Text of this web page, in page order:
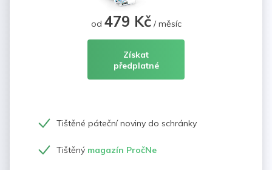
od 479 Kč/ měsíc
Získat
předplatné
Tištěné páteční noviny do schránky
Tištěný magazín PročNe